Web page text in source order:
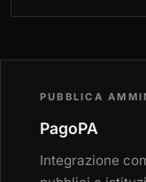
PUBBLICA
PagoPA
Integrazione